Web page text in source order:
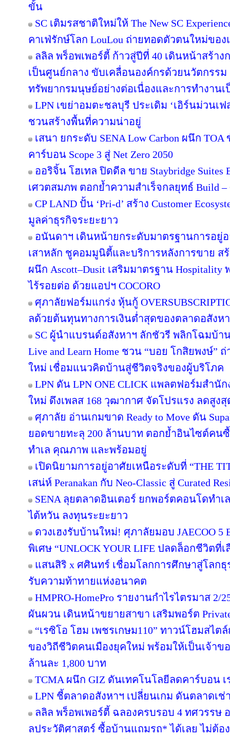
ขั้น
SC เติมรสชาติใหม่ให้ The New SC
คาเฟ่รักษ์โลก LouLou ถ่ายทอดตัวตนใหม่ขอ
ลลิล พร็อพเพอร์ตี้ ก้าวสู่ปีที่ 40 เดินหน้าสร้า
เป็นศูนย์กลาง ขับเคลื่อนองค์กรด้วยนวัตกรร
ทรัพยากรมนุษย์อย่างต่อเนื่องและการทำงาน
LPN เขย่าอมตะชลบุรี ประเดิม ‘เอิร์นม่วนเฟ
ชวนสร้างพื้นที่ความน่าอยู่
เสนา ยกระดับ SENA Low Carbon ผนึก TOA
คาร์บอน Scope 3 สู่ Net Zero 2050
ออริจิ้น โฮเทล ปิดดีล ขาย Staybridge Suites
เศวตสมภพ ตอกย้ำความสำเร็จกลยุทธ์ Build –
CP LAND ปั้น ‘Pri-d’ สร้าง Customer
มูลค่าธุรกิจระยะยาว
อนันดาฯ เดินหน้ายกระดับมาตรฐานการอยู่อ
เสาหลัก ชูคอมมูนิตี้และบริการหลังการขาย สร้
ผนึก Ascott–Dusit เสริมมาตรฐาน
ไร้รอยต่อ ด้วยแอปฯ COCORO
ศุภาลัยฟอร์มแกร่ง หุ้นกู้
ลด้วยต้นทุนทางการเงินต่ำสุดของตลาดอสังห
SC ผู้นำแบรนด์อสังหาฯ ลักชัวรี พลิกโฉมบ้า
Live and Learn Home ชวน “บอย โกสิยพงษ์”
ใหม่ เชื่อมแนวคิดบ้านสู่ชีวิตจริงของผู้บริโภค
LPN ดัน LPN ONE CLICK แพลตฟอร์มสำนั
ใหม่ ดึงเพลส 168 วุฒากาศ จัดโปรแรง ลดสูงสุ
ศุภาลัย อ่านเกมขาด Ready to Move ดัน
ยอดขายทะลุ 200 ล้านบาท ตอกย้ำอินไซต์คน
ทำเล คุณภาพ และพร้อมอยู่
เปิดนิยามการอยู่อาศัยเหนือระดับที่ “THE
เสน่ห์ Peranakan กับ Neo-Classic สู่ Curated
SENA ลุยตลาดอินเตอร์ ยกพอร์ตคอนโดทำเ
ไต้หวัน ลงทุนระยะยาว
ดวงเฮงรับบ้านใหม่! ศุภาลัยมอบ JAECOO
พิเศษ “UNLOCK YOUR LIFE ปลดล็อกชีวิตที่เ
แสนสิริ x ศศินทร์ เชื่อมโลกการศึกษาสู่โลกธุ
รับความท้าทายแห่งอนาคต
HMPRO-HomePro รายงานกำไรไตรมาส 2/
ผันผวน เดินหน้าขยายสาขา เสริมพอร์ต
“เรซิโอ โฮม เพชรเกษม110” ทาวน์โฮมสไ
ของวิถีชีวิตคนเมืองยุคใหม่ พร้อมให้เป็นเจ้าข
ล้านละ 1,800 บาท
TCMA ผนึก GIZ ดันเทคโนโลยีลดคาร์บอน เ
LPN ชี้ตลาดอสังหาฯ เปลี่ยนเกม ดันตลาดเ
ลลิล พร็อพเพอร์ตี้ ฉลองครบรอบ 4 ทศวรรษ
ลประวัติศาสตร์ ซื้อบ้านแถมรถ* ได้เลย ไม่ต้อ